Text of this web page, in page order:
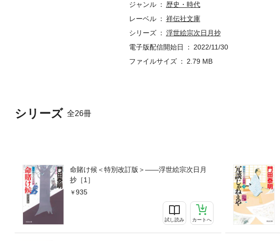
シリーズ 全26冊
命賭け候＜特別改訂版＞——浮世絵宗次日月
抄［1］
935
試し読み カートへ
ジャンル
歴史・時代
レーベル
祥伝社文庫
シリーズ
浮世絵宗次日月抄
電子版配信開始日
2022/11/30
ファイルサイズ
2.79 MB